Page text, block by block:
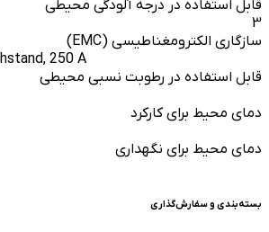
قابل استفاده در درجه آلودگی محیطی
3
سازگاری الکترومغناطیسی (EMC)
250 A
قابل استفاده در رطوبت نسبی محیطی
دمای محیط برای کارکرد
دمای محیط برای نگهداری
بسته‌بندی و سفارش‌گذاری